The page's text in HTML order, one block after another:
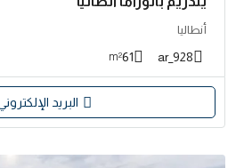
أنطاليا
928_ar
61
m²
البريد